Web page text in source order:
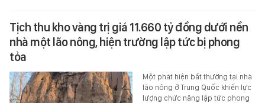
Tịch thu kho vàng trị giá 11.660 tỷ đồng dưới nền
nhà một lão nông, hiện trường lập tức bị phong
tỏa
Một phát hiện bất thường tại nhà
lão nông ở Trung Quốc khiến lực
lượng chức năng lập tức phong